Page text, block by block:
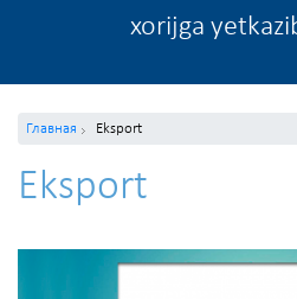
xorijga
Главная Eksport
Eksport